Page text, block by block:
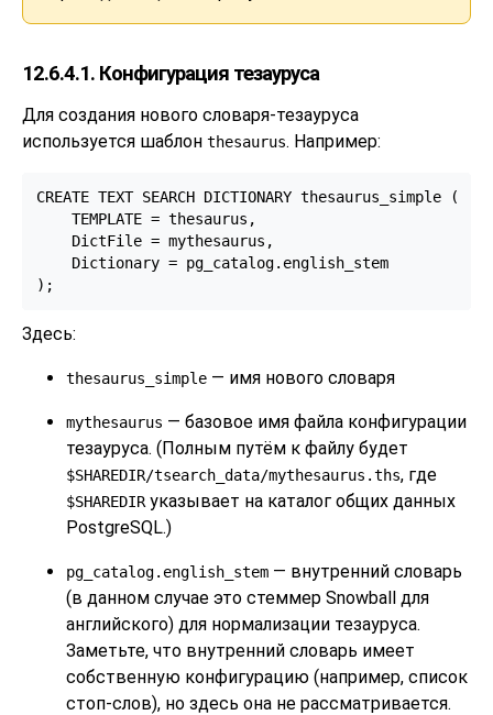
12.6.4.1. Конфигурация тезауруса
Для создания нового словаря-тезауруса
используется шаблон thesaurus. Например:
CREATE TEXT SEARCH DICTIONARY thesaurus_simple (
    TEMPLATE = thesaurus,
    DictFile = mythesaurus,
    Dictionary = pg_catalog.english_stem
);
Здесь:
thesaurus_simple — имя нового словаря
mythesaurus — базовое имя файла конфигурации
тезауруса. (Полным путём к файлу будет
$SHAREDIR/tsearch_data/mythesaurus.ths, где
$SHAREDIR указывает на каталог общих данных
PostgreSQL.)
pg_catalog.english_stem — внутренний словарь
(в данном случае это стеммер Snowball для
английского) для нормализации тезауруса.
Заметьте, что внутренний словарь имеет
собственную конфигурацию (например, список
стоп-слов), но здесь она не рассматривается.